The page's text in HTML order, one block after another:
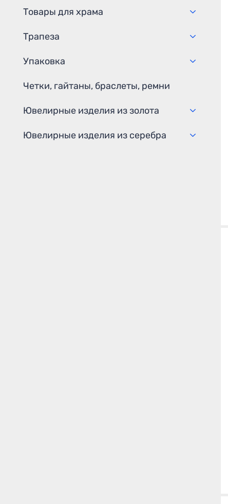
Товары для храма
Трапеза
Упаковка
Четки, гайтаны, браслеты, ремни
Ювелирные изделия из золота
Ювелирные изделия из серебра